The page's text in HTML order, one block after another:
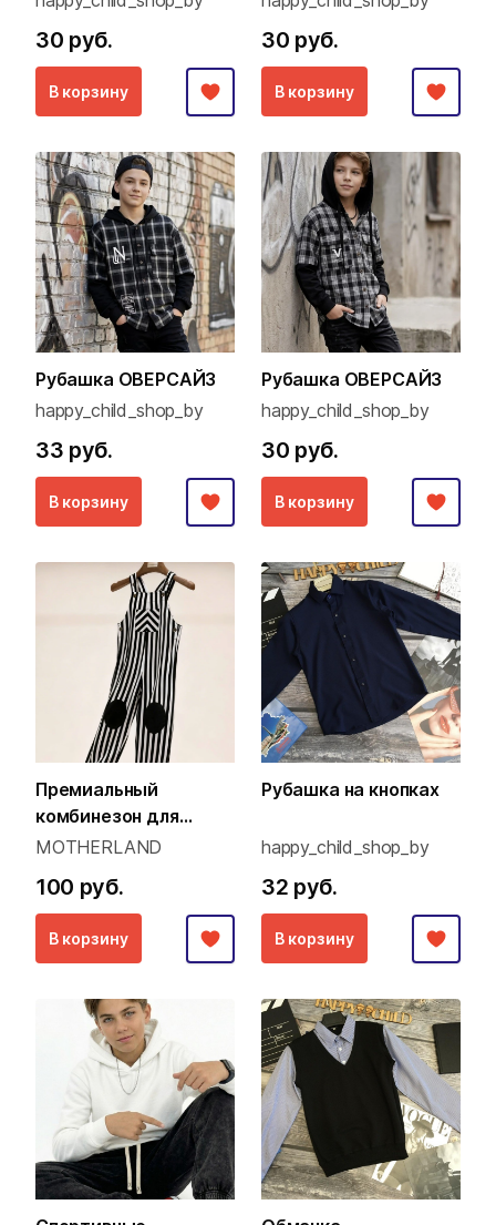
30 руб.
В корзину
30 руб.
В корзину
Рубашка ОВЕРСАЙЗ
happy_child_shop_by
33 руб.
В корзину
Рубашка ОВЕРСАЙЗ
happy_child_shop_by
30 руб.
В корзину
Премиальный
комбинезон для
малышей (Family Look
MOTHERLAND
100 руб.
В корзину
Рубашка на кнопках
happy_child_shop_by
32 руб.
В корзину